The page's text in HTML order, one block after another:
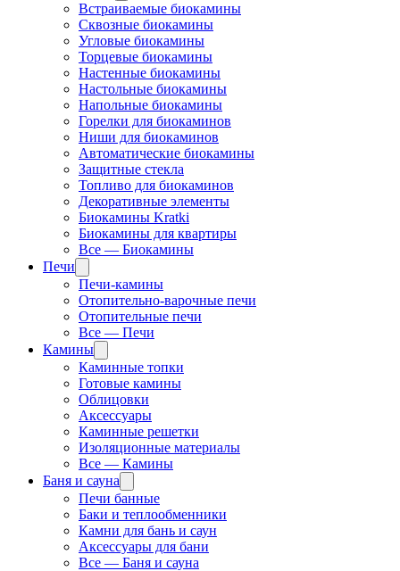
Встраиваемые биокамины
Сквозные биокамины
Угловые биокамины
Торцевые биокамины
Настенные биокамины
Настольные биокамины
Напольные биокамины
Горелки для биокаминов
Ниши для биокаминов
Автоматические биокамины
Защитные стекла
Топливо для биокаминов
Декоративные элементы
Биокамины Kratki
Биокамины для квартиры
Все — Биокамины
Печи
Печи-камины
Отопительно-варочные печи
Отопительные печи
Все — Печи
Камины
Каминные топки
Готовые камины
Облицовки
Аксессуары
Каминные решетки
Изоляционные материалы
Все — Камины
Баня и сауна
Печи банные
Баки и теплообменники
Камни для бань и саун
Аксессуары для бани
Все — Баня и сауна